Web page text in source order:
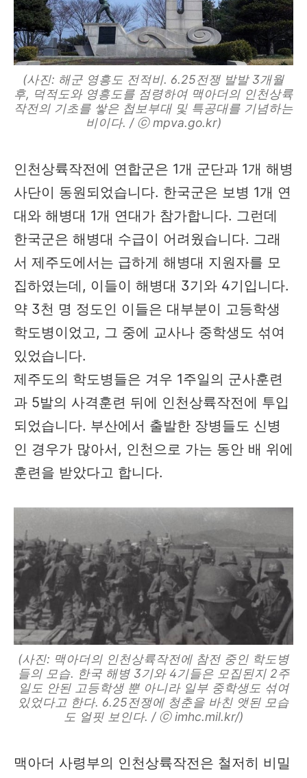
(사진: 해군 영흥도 전적비. 6.25전쟁 발발 3개월
후, 덕적도와 영흥도를 점령하여 맥아더의 인천상륙
작전의 기초를 쌓은 첩보부대 및 특공대를 기념하는
비이다. / ⓒ mpva.go.kr)
인천상륙작전에 연합군은 1개 군단과 1개 해병
사단이 동원되었습니다. 한국군은 보병 1개 연
대와 해병대 1개 연대가 참가합니다. 그런데
한국군은 해병대 수급이 어려웠습니다. 그래
서 제주도에서는 급하게 해병대 지원자를 모
집하였는데, 이들이 해병대 3기와 4기입니다.
약 3천 명 정도인 이들은 대부분이 고등학생
학도병이었고, 그 중에 교사나 중학생도 섞여
있었습니다.
제주도의 학도병들은 겨우 1주일의 군사훈련
과 5발의 사격훈련 뒤에 인천상륙작전에 투입
되었습니다. 부산에서 출발한 장병들도 신병
인 경우가 많아서, 인천으로 가는 동안 배 위에
훈련을 받았다고 합니다.
(사진: 맥아더의 인천상륙작전에 참전 중인 학도병
들의 모습. 한국 해병 3기와 4기들은 모집된지 2주
일도 안된 고등학생 뿐 아니라 일부 중학생도 섞여
있었다고 한다. 6.25전쟁에 청춘을 바친 앳된 모습
도 얼핏 보인다. / ⓒ imhc.mil.kr/)
맥아더 사령부의 인천상륙작전은 철저히 비밀